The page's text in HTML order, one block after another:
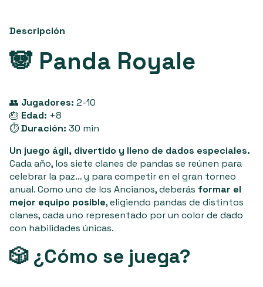
Descripción
🐼 Panda Royale
👥 Jugadores: 2-10
🎂 Edad: +8
⏱️Duración: 30 min
Un juego ágil, divertido y lleno de dados especiales.
Cada año, los siete clanes de pandas se reúnen para
celebrar la paz… y para competir en el gran torneo
anual. Como uno de los Ancianos, deberás formar el
mejor equipo posible, eligiendo pandas de distintos
clanes, cada uno representado por un color de dado
con habilidades únicas.
🎲 ¿Cómo se juega?